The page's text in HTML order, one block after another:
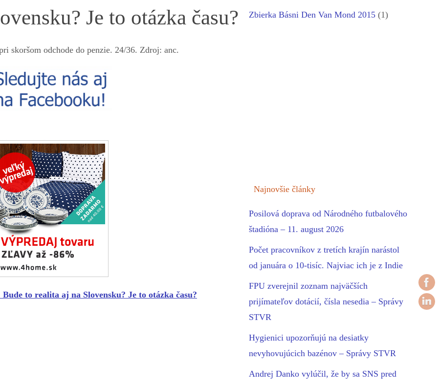
Je to otázka času?
skoršom odchode do penzie. 24/36. Zdroj: anc.
to realita aj na Slovensku? Je to otázka času?
Zbierka Básni Den Van Mond 2015 (1)
Najnovšie články
Posilová doprava od Národného futbalového
štadióna – 11. august 2026
Počet pracovníkov z tretích krajín narástol
od januára o 10-tisíc. Najviac ich je z Indie
FPU zverejnil zoznam najväčších
prijímateľov dotácií, čísla nesedia – Správy
STVR
Hygienici upozorňujú na desiatky
nevyhovujúcich bazénov – Správy STVR
Andrej Danko vylúčil, že by sa SNS pred